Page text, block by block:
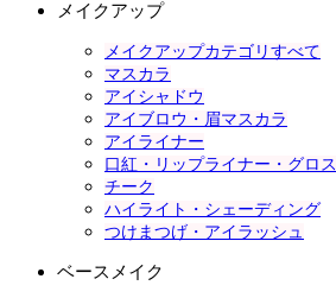
メイクアップ
メイクアップカテゴリすべて
マスカラ
アイシャドウ
アイブロウ・眉マスカラ
アイライナー
口紅・リップライナー・グロス
チーク
ハイライト・シェーディング
つけまつげ・アイラッシュ
ベースメイク